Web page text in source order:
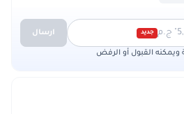
جديد ارسال
القبول أو الرفض